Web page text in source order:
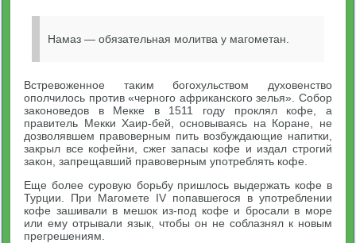
Намаз — обязательная молитва у магометан.
Встревоженное таким богохульством духовенство
ополчилось против «черного африканского зелья». Собор
законоведов в Мекке в 1511 году проклял кофе, а
правитель Мекки Хаир-бей, основываясь на Коране, не
дозволявшем правоверным пить возбуждающие напитки,
закрыл все кофейни, сжег запасы кофе и издал строгий
закон, запрещавший правоверным употреблять кофе.
Еще более суровую борьбу пришлось выдержать кофе в
Турции. При Магомете IV попавшегося в употреблении
кофе зашивали в мешок из-под кофе и бросали в море
или ему отрывали язык, чтобы он не соблазнял к новым
прегрешениям.